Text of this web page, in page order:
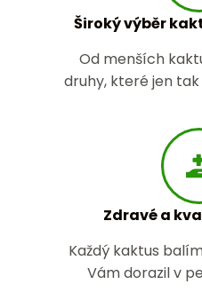
Široký výběr
Od menších
druhy, které jen
Zdravé a
Každý kaktus
Vám dorazil v